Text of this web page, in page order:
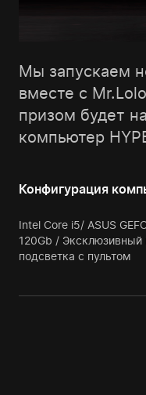
Мы запускаем
вместе с
призом будет
компьютер
Конфигурация
Intel Core i5/ ASUS
120Gb / Эксклюзивный
подсветка с пультом